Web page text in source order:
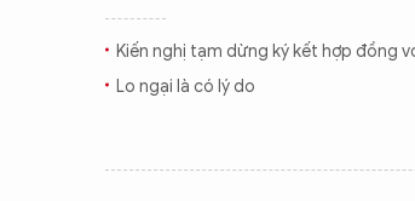
Kiến nghị tạm dừng ký kết hợp đồng
Lo ngại là có lý do